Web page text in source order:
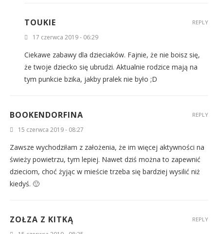
TOUKIE
17 czerwca 2019 - 06:29
Ciekawe zabawy dla dzieciaków. Fajnie, że nie boisz się,
że twoje dziecko się ubrudzi. Aktualnie rodzice mają na
tym punkcie bzika, jakby pralek nie było ;D
REPLY
BOOKENDORFINA
15 czerwca 2019 - 08:27
Zawsze wychodziłam z założenia, że im więcej aktywności na
świeży powietrzu, tym lepiej. Nawet dziś można to zapewnić
dzieciom, choć żyjąc w mieście trzeba się bardziej wysilić niż
kiedyś. 🙂
REPLY
ZOŁZA Z KITKĄ REPLY